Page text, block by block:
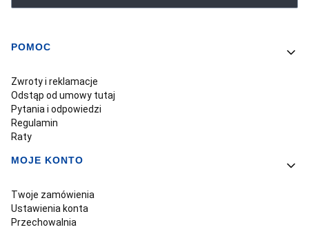
Linki w stopce
POMOC
Zwroty i reklamacje
Odstąp od umowy tutaj
Pytania i odpowiedzi
Regulamin
Raty
MOJE KONTO
Twoje zamówienia
Ustawienia konta
Przechowalnia